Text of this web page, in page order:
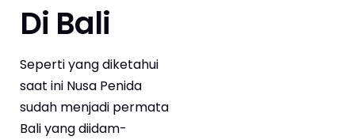
Di Bali
Seperti yang diketahui
saat ini Nusa Penida
sudah menjadi permata
Bali yang diidam-